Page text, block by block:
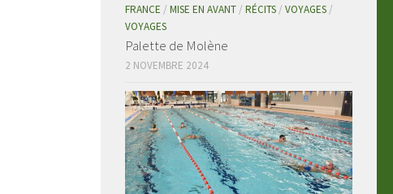
FRANCE / MISE EN AVANT/ RÉCITS/ VOYAGES/
VOYAGES
Palette de Molène
2 NOVEMBRE 2024